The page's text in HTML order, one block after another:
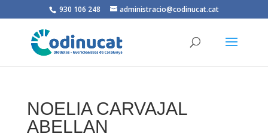
930 106 248 administracio@codinucat.cat
NOELIA CARVAJAL
ABELLAN